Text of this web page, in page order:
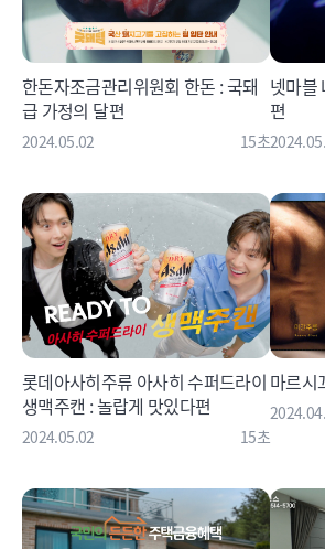
한돈자조금관리위원회 한돈 : 국돼
급 가정의 달편
2024.05.02 15초
넷마블
편
롯데아사히주류 아사히 수퍼드라이
생맥주캔 : 놀랍게 맛있다편
2024.05.02 15초
마르시